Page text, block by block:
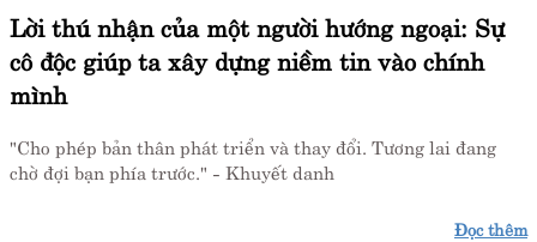
Lời thú nhận của một người hướng ngoại: Sự
cô độc giúp ta xây dựng niềm tin vào chính
mình
"Cho phép bản thân phát triển và thay đổi. Tương lai đang
chờ đợi bạn phía trước." - Khuyết danh
Đọc thêm